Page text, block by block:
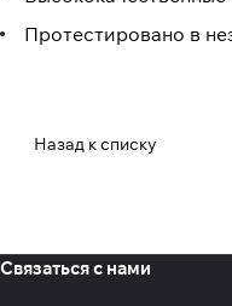
Протестировано в
Назад к списку
Связаться с нами